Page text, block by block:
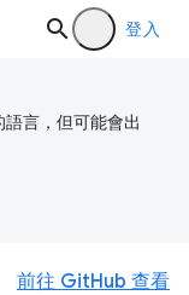
登入
言，但可能會出
前往 GitHub 查看